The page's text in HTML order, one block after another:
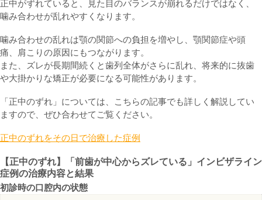
正中がずれていると、見た目のバランスが崩れるだけではなく、
噛み合わせが乱れやすくなります。
噛み合わせの乱れは顎の関節への負担を増やし、顎関節症や頭
痛、肩こりの原因にもつながります。
また、ズレが長期間続くと歯列全体がさらに乱れ、将来的に抜歯
や大掛かりな矯正が必要になる可能性があります。
「正中のずれ」については、こちらの記事でも詳しく解説してい
ますので、ぜひ合わせてご覧ください。
正中のずれをその日で治療した症例
【正中のずれ】「 前歯が中心からズレている 」インビザライン
症例の治療内容と結果
初診時の口腔内の状態